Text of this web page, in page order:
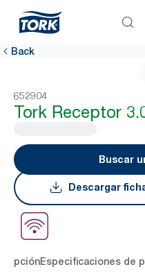
Back
652904
Tork Receptor
Buscar
Descargar
Especificaciones de